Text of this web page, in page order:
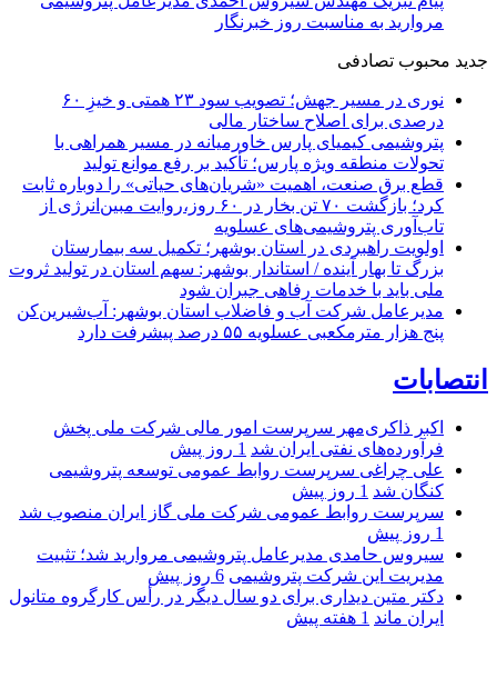
مروارید به مناسبت روز خبرنگار
جدید محبوب تصادفی
نوری در مسیر جهش؛ تصویب سود ۲۳ همتی و خیزِ ۶۰
درصدی برای اصلاح ساختار مالی
پتروشیمی کیمیای پارس خاورمیانه در مسیر همراهی با
تحولات منطقه ویژه پارس؛ تأکید بر رفع موانع تولید
قطع برق صنعت، اهمیت «شریان‌های حیاتی» را دوباره ثابت
کرد؛ بازگشت ۷۰ تن بخار در ۶۰ روز،روایت مبین‌انرژی از
تاب‌آوری پتروشیمی‌های عسلویه
اولویت راهبردی در استان بوشهر؛ تکمیل سه بیمارستان
بزرگ تا بهار آینده / استاندار بوشهر: سهم استان در تولید ثروت
ملی باید با خدمات رفاهی جبران شود
مدیرعامل شرکت آب و فاضلاب استان بوشهر: آب‌شیرین‌کن
پنج هزار مترمکعبی عسلویه ۵۵ درصد پیشرفت دارد
انتصابات
اکبر ذاکری‌مهر سرپرست امور مالی شرکت ملی پخش
فرآورده‌های نفتی ایران شد 1 روز پیش
علی چراغی سرپرست روابط عمومی توسعه پتروشیمی
کنگان شد 1 روز پیش
سرپرست روابط عمومی شرکت ملی گاز ایران منصوب شد
1 روز پیش
سیروس حامدی مدیرعامل پتروشیمی مروارید شد؛ تثبیت
مدیریت این شرکت پتروشیمی 6 روز پیش
دکتر متین دیداری برای دو سال دیگر در رأس کارگروه متانول
ایران ماند 1 هفته پیش